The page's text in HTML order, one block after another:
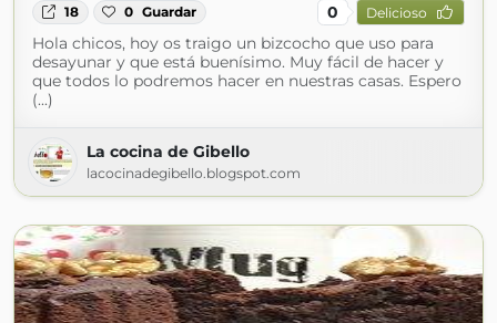
18 0 Guardar 0 Delicioso
Hola chicos, hoy os traigo un bizcocho que uso para
desayunar y que está buenísimo. Muy fácil de hacer y
que todos lo podremos hacer en nuestras casas. Espero
(...)
La cocina de Gibello
lacocinadegibello.blogspot.com